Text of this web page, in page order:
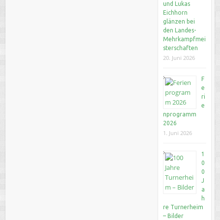
und Lukas
Eichhorn
glänzen bei
den Landes-
Mehrkampfmei
sterschaften
20. Juni 2026
F
e
ri
e
nprogramm
2026
1. Juni 2026
1
0
0
J
a
h
re Turnerheim
– Bilder